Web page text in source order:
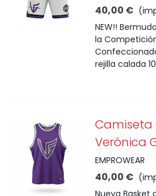
40,00 €
NEW!!
la
rejilla calada
Camiseta
Verónica
EMPROWEAR
40,00 €
Nueva Basket